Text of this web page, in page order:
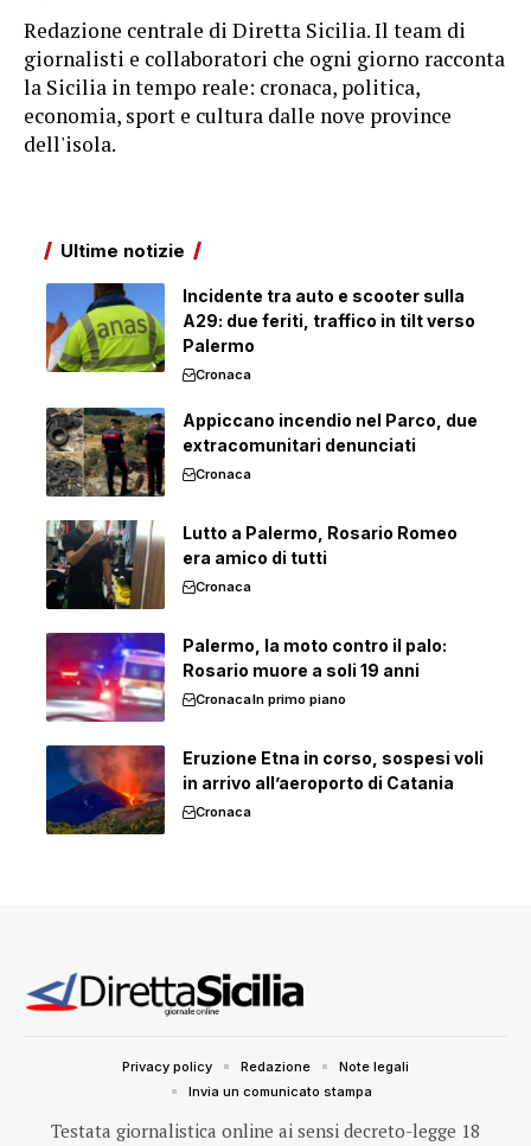
Redazione centrale di Diretta Sicilia. Il team di
giornalisti e collaboratori che ogni giorno racconta
la Sicilia in tempo reale: cronaca, politica,
economia, sport e cultura dalle nove province
dell'isola.
Ultime notizie
Incidente tra auto e scooter sulla
A29: due feriti, traffico in tilt verso
Palermo
Cronaca
Appiccano incendio nel Parco, due
extracomunitari denunciati
Cronaca
Lutto a Palermo, Rosario Romeo
era amico di tutti
Cronaca
Palermo, la moto contro il palo:
Rosario muore a soli 19 anni
CronacaIn primo piano
Eruzione Etna in corso, sospesi voli
in arrivo all’aeroporto di Catania
Cronaca
Testata giornalistica online ai sensi decreto-legge 18
Privacy policy Redazione
Note legali
Invia un comunicato stampa